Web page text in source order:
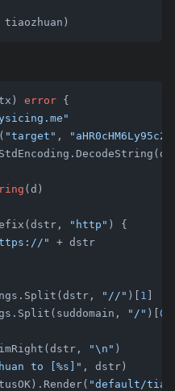
error {
"target" ,
(d)
"http" ) {
"
+ dstr
"//" )[ 1
"/" )[ 0
"\n" )
to [%s]" , dstr)
"default/